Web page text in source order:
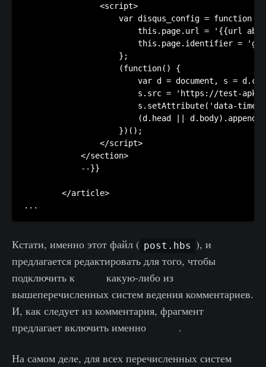
                <script>
var disqus_config = function
this.page.url = '{{url
this.page.identifier =
                    };
                    (function() {
var d = document, s =
s.src = 'https://test-
s.setAttribute('data-
(d.head ||
                    })();
                </script>
            </section>
            --}}
        </article>
Кстати, именно этот файл ( post.hbs ), и
предлагается редактировать для того, чтобы
подключить к
какую-либо из
вышеперечисленных систем ведения комментариев.
И, как следует из комментария, фрагмент
предлагает включить именно
.
На самом деле, для всех перечисленных систем